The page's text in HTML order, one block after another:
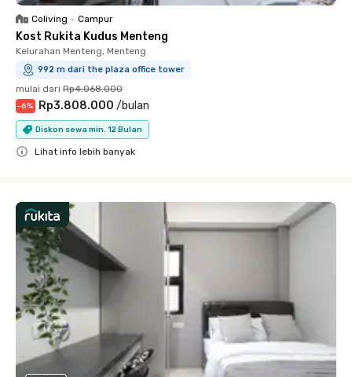
Coliving • Campur
Kost Rukita Kudus Menteng
Kelurahan Menteng, Menteng
992 m dari the plaza office tower
mulai dari Rp4.068.000
-6% Rp3.808.000 /bulan
Diskon sewa min. 12 Bulan
Lihat info lebih banyak